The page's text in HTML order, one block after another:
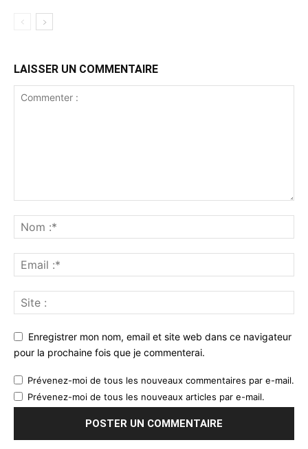
LAISSER UN COMMENTAIRE
Enregistrer mon nom, email et site web dans ce navigateur
pour la prochaine fois que je commenterai.
Prévenez-moi de tous les nouveaux commentaires par e-mail.
Prévenez-moi de tous les nouveaux articles par e-mail.